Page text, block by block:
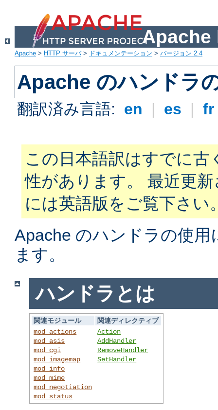
Apache
Apache > HTTP サーバ> ドキュメンテーション > バージョン 2.4
Apache のハンドラ
翻訳済み言語: en | es |
この日本語訳はすでに古
性があります。 最近更
には英語版をご覧下さい
Apache のハンドラの使
ます。
ハンドラとは
関連モジュール
関連ディレクティブ
mod_actions
mod_asis
mod_cgi
mod_imagemap
mod_info
mod_mime
mod_negotiation
mod_status
Action
AddHandler
RemoveHandler
SetHandler